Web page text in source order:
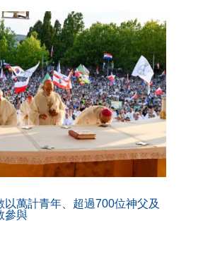
以萬計青年、超過700位神父及
參與